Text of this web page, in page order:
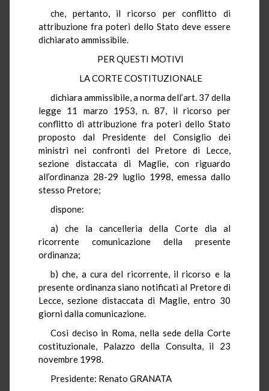
che, pertanto, il ricorso per conflitto di
attribuzione fra poteri dello Stato deve essere
dichiarato ammissibile.
PER QUESTI MOTIVI
LA CORTE COSTITUZIONALE
dichiara ammissibile, a norma dell’art. 37 della
legge 11 marzo 1953, n. 87, il ricorso per
conflitto di attribuzione fra poteri dello Stato
proposto dal Presidente del Consiglio dei
ministri nei confronti del Pretore di Lecce,
sezione distaccata di Maglie, con riguardo
all’ordinanza 28-29 luglio 1998, emessa dallo
stesso Pretore;
dispone:
a) che la cancelleria della Corte dia al
ricorrente comunicazione della presente
ordinanza;
b) che, a cura del ricorrente, il ricorso e la
presente ordinanza siano notificati al Pretore di
Lecce, sezione distaccata di Maglie, entro 30
giorni dalla comunicazione.
Così deciso in Roma, nella sede della Corte
costituzionale, Palazzo della Consulta, il 23
novembre 1998.
Presidente: Renato GRANATA